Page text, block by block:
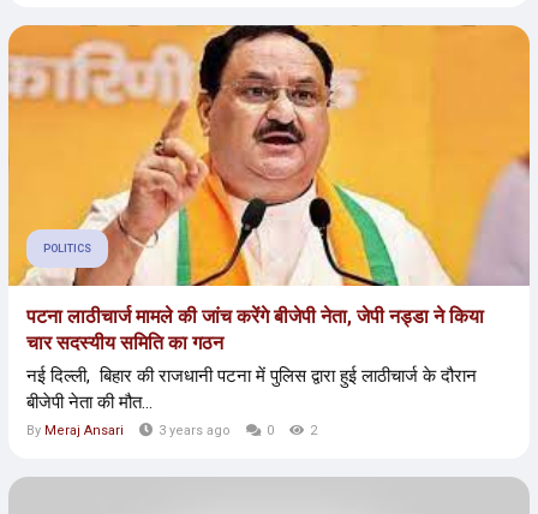
POLITICS
पटना लाठीचार्ज मामले की जांच करेंगे बीजेपी नेता, जेपी नड्डा ने किया
चार सदस्यीय समिति का गठन
नई दिल्ली, बिहार की राजधानी पटना में पुलिस द्वारा हुई लाठीचार्ज के दौरान
बीजेपी नेता की मौत...
By Meraj Ansari 3 years ago 0 2